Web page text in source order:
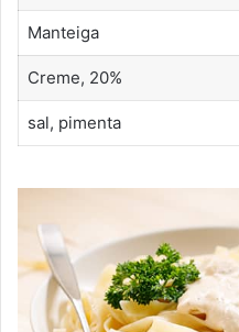
Manteiga
Creme, 20%
sal, pimenta